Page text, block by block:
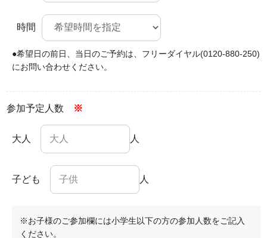
時間
●希望日の前日、当日のご予約は、 フリーダイヤル(0120-880-250)
にお問い合わせください。
参加予定人数 ※
大人 人
子ども 人
※お子様のご参加欄には小学生以下の方の参加人数をご記入
ください。